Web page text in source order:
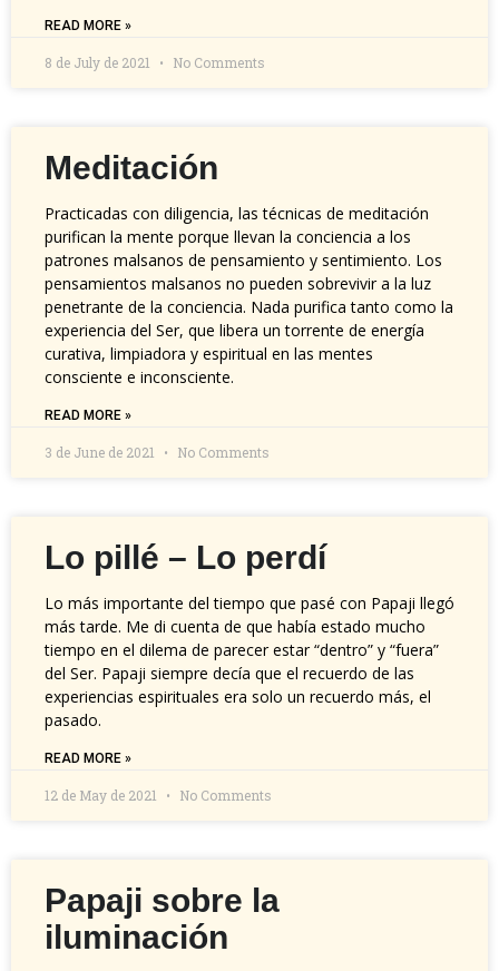
READ MORE »
8 de July de 2021 No Comments
Meditación
Practicadas con diligencia, las técnicas de meditación
purifican la mente porque llevan la conciencia a los
patrones malsanos de pensamiento y sentimiento. Los
pensamientos malsanos no pueden sobrevivir a la luz
penetrante de la conciencia. Nada purifica tanto como la
experiencia del Ser, que libera un torrente de energía
curativa, limpiadora y espiritual en las mentes
consciente e inconsciente.
READ MORE »
3 de June de 2021 No Comments
Lo pillé – Lo perdí
Lo más importante del tiempo que pasé con Papaji llegó
más tarde. Me di cuenta de que había estado mucho
tiempo en el dilema de parecer estar “dentro” y “fuera”
del Ser. Papaji siempre decía que el recuerdo de las
experiencias espirituales era solo un recuerdo más, el
pasado.
READ MORE »
12 de May de 2021 No Comments
Papaji sobre la
iluminación